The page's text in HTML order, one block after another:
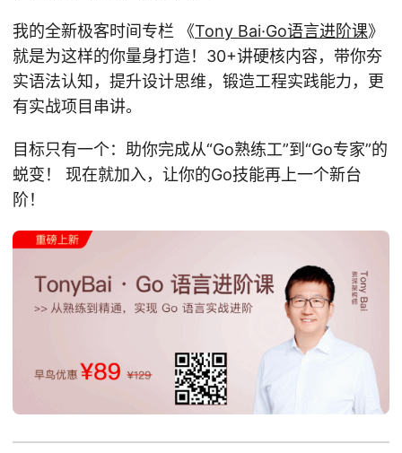
我的全新极客时间专栏 《Tony Bai·Go语言进阶课》
就是为这样的你量身打造！30+讲硬核内容，带你夯
实语法认知，提升设计思维，锻造工程实践能力，更
有实战项目串讲。
目标只有一个：助你完成从“Go熟练工”到“Go专家”的
蜕变！ 现在就加入，让你的Go技能再上一个新台
阶！